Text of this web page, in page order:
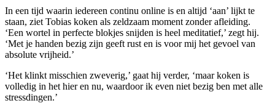
In een tijd waarin iedereen continu online is en altijd ‘aan’ lijkt te
staan, ziet Tobias koken als zeldzaam moment zonder afleiding.
‘Een wortel in perfecte blokjes snijden is heel meditatief,’ zegt hij.
‘Met je handen bezig zijn geeft rust en is voor mij het gevoel van
absolute vrijheid.’
‘Het klinkt misschien zweverig,’ gaat hij verder, ‘maar koken is
volledig in het hier en nu, waardoor ik even niet bezig ben met alle
stressdingen.’